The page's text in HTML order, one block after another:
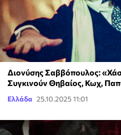
Διονύσης Σαββόπουλος:
Συγκινούν Θηβαίος, Κωχ,
Ελλάδα 25.10.2025 11:01